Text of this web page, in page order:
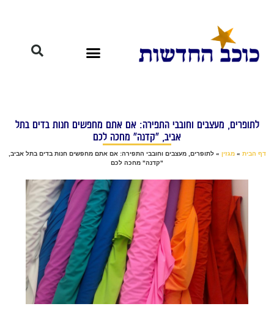
לתופרים, מעצבים וחובבי התפירה: אם אתם מחפשים חנות בדים בתל
אביב, "קדנה" מחכה לכם
דף הבית »מגזין »לתופרים, מעצבים וחובבי התפירה: אם אתם מחפשים חנות בדים בתל אביב,
"קדנה" מחכה לכם